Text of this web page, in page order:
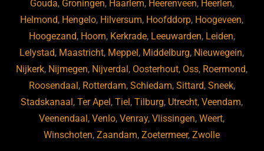
Gouda, Groningen, Haarlem, Heerenveen, Heerlen,
Helmond, Hengelo, Hilversum, Hoofddorp, Hoogeveen,
Hoogezand, Hoorn, Kerkrade, Leeuwarden, Leiden,
Lelystad, Maastricht, Meppel, Middelburg, Nieuwegein,
Nijkerk, Nijmegen, Nijverdal, Oosterhout, Oss, Roermond,
Roosendaal, Rotterdam, Schiedam, Sittard, Sneek,
Stadskanaal,Ter Apel,Tiel,Tilburg, Utrecht,Veendam,
Veenendaal,Venlo,Venray,Vlissingen,Weert,
Winschoten,Zaandam,Zoetermeer,Zwolle